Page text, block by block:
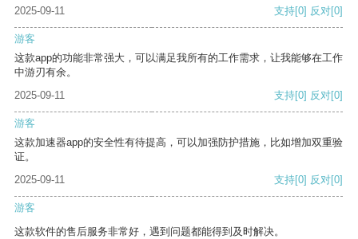
2025-09-11 支持[0] 反对[0]
游客
这款app的功能非常强大，可以满足我所有的工作需求，让我能够在工作
中游刃有余。
2025-09-11
支持[0] 反对[0]
游客
这款加速器app的安全性有待提高，可以加强防护措施，比如增加双重验
证。
2025-09-11
支持[0] 反对[0]
游客
这款软件的售后服务非常好，遇到问题都能得到及时解决。